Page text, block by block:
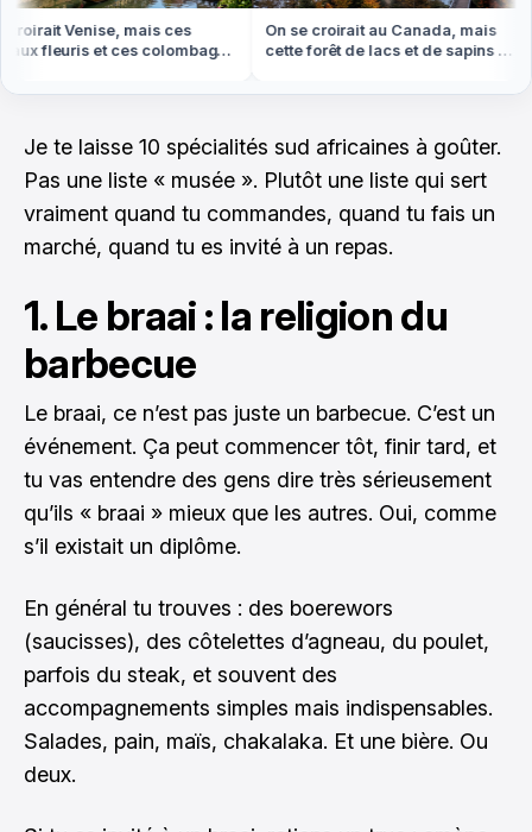
Venise, mais ces
fleuris et ces colombages
On se croirait au Canada, mais
cette forêt de lacs et de sapins est
Je te laisse 10 spécialités sud africaines à goûter.
Pas une liste « musée ». Plutôt une liste qui sert
vraiment quand tu commandes, quand tu fais un
marché, quand tu es invité à un repas.
1. Le braai : la religion du
barbecue
Le braai, ce n’est pas juste un barbecue. C’est un
événement. Ça peut commencer tôt, finir tard, et
tu vas entendre des gens dire très sérieusement
qu’ils « braai » mieux que les autres. Oui, comme
s’il existait un diplôme.
En général tu trouves : des boerewors
(saucisses), des côtelettes d’agneau, du poulet,
parfois du steak, et souvent des
accompagnements simples mais indispensables.
Salades, pain, maïs, chakalaka. Et une bière. Ou
deux.